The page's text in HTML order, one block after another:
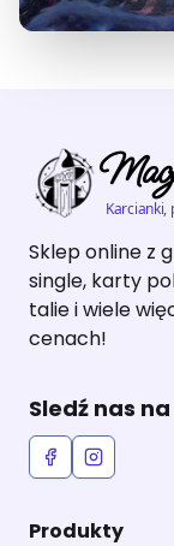
Karcianki,
Sklep online z
single, karty
talie i wiele
cenach!
Sledź nas na
Produkty